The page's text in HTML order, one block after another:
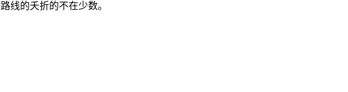
线的夭折的不在少数。